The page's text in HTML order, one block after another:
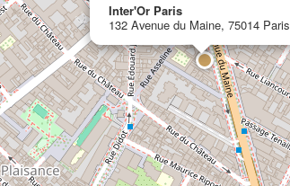
Inter'Or Paris
132 Avenue du Maine, 75014 Paris